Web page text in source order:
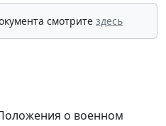
смотрите здесь
о военном